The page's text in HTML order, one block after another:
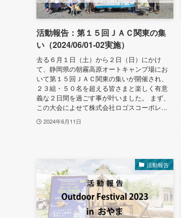
活動報告：第１５回ＪＡＣ関東の集
い（2024/06/01-02実施）
去る６月１日（土）から２日（日）にかけ
て、静岡県の朝霧高原オートキャンプ場にお
いて第１５回ＪＡＣ関東の集いが開催され、
２３組・５０名を超える皆さまと楽しく有意
義な２日間を過ごす事が叶いました。 まず、
この大会によせて株式会社ロゴスコーポレ...
2024年6月11日
活動報告